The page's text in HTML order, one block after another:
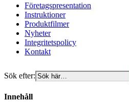
Företagspresentation
Instruktioner
Produktfilmer
Nyheter
Integritetspolicy
Kontakt
Sök efter:
Innehåll